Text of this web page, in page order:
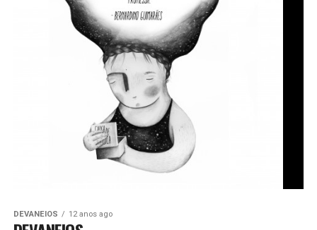
DEVANEIOS 12 anos ago